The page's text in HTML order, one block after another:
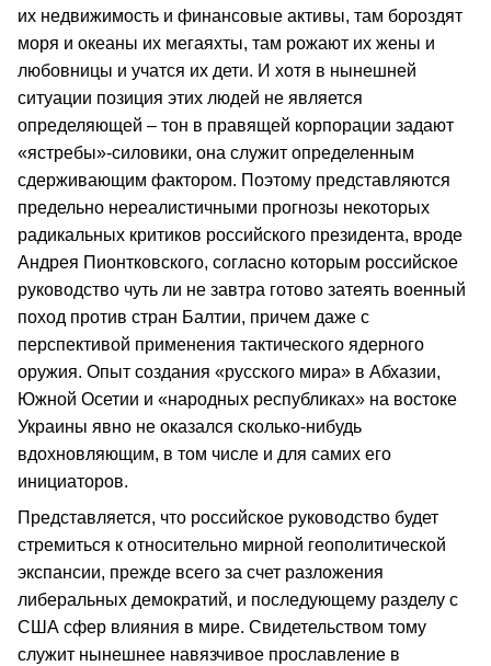
их недвижимость и финансовые активы, там бороздят
моря и океаны их мегаяхты, там рожают их жены и
любовницы и учатся их дети. И хотя в нынешней
ситуации позиция этих людей не является
определяющей – тон в правящей корпорации задают
«ястребы»-силовики, она служит определенным
сдерживающим фактором. Поэтому представляются
предельно нереалистичными прогнозы некоторых
радикальных критиков российского президента, вроде
Андрея Пионтковского, согласно которым российское
руководство чуть ли не завтра готово затеять военный
поход против стран Балтии, причем даже с
перспективой применения тактического ядерного
оружия. Опыт создания «русского мира» в Абхазии,
Южной Осетии и «народных республиках» на востоке
Украины явно не оказался сколько‑нибудь
вдохновляющим, в том числе и для самих его
инициаторов.
Представляется, что российское руководство будет
стремиться к относительно мирной геополитической
экспансии, прежде всего за счет разложения
либеральных демократий, и последующему разделу с
США сфер влияния в мире. Свидетельством тому
служит нынешнее навязчивое прославление в